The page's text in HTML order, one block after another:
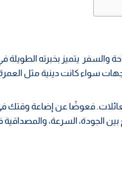
يتميز بخبرته الطويلة
سواء كانت دينية مثل العمرة
فعوضًا عن إضاعة وقتك
بين الجودة، السرعة،